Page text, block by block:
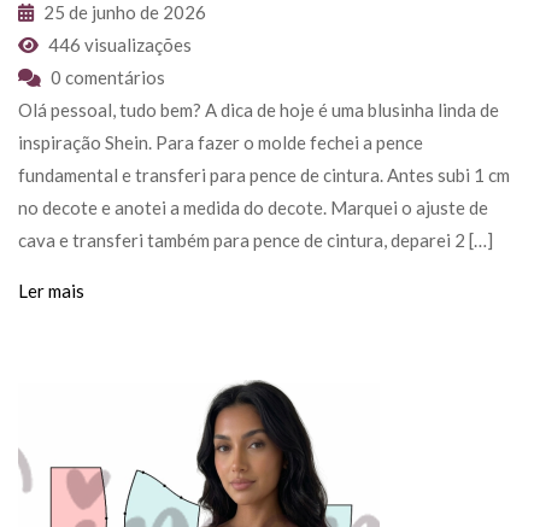
25 de junho de 2026
446 visualizações
0 comentários
Olá pessoal, tudo bem? A dica de hoje é uma blusinha linda de
inspiração Shein. Para fazer o molde fechei a pence
fundamental e transferi para pence de cintura. Antes subi 1 cm
no decote e anotei a medida do decote. Marquei o ajuste de
cava e transferi também para pence de cintura, deparei 2 […]
Ler mais